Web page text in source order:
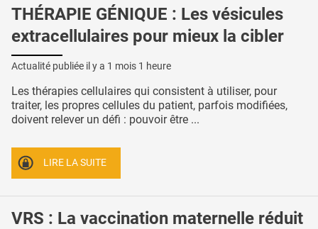
THÉRAPIE GÉNIQUE : Les vésicules
extracellulaires pour mieux la cibler
Actualité publiée il y a 1 mois 1 heure
Les thérapies cellulaires qui consistent à utiliser, pour
traiter, les propres cellules du patient, parfois modifiées,
doivent relever un défi : pouvoir être ...
LIRE LA SUITE
VRS : La vaccination maternelle réduit